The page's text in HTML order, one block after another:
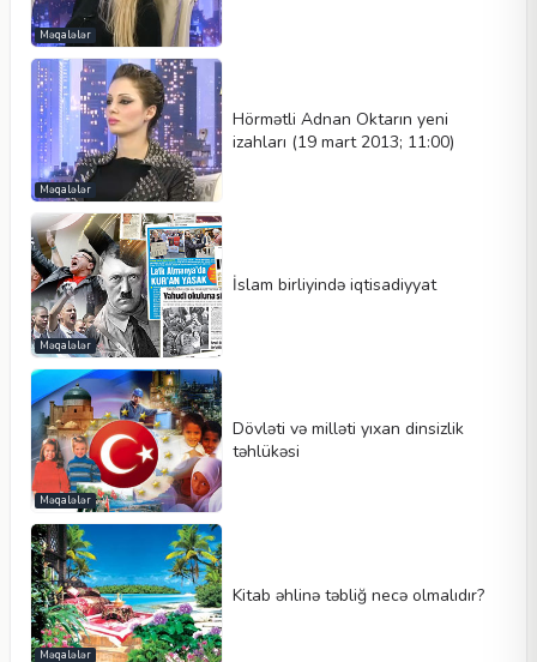
Məqalələr
Məqalələr
Hörmətli Adnan Oktarın yeni
izahları (19 mart 2013; 11:00)
Məqalələr
İslam birliyində iqtisadiyyat
Məqalələr
Dövləti və milləti yıxan dinsizlik
təhlükəsi
Məqalələr
Kitab əhlinə təbliğ necə olmalıdır?